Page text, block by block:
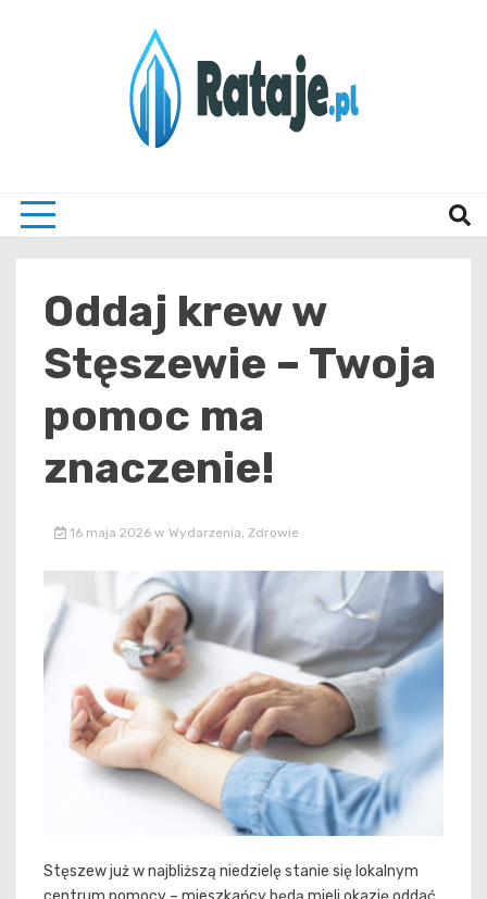
Oddaj krew w
Stęszewie – Twoja
pomoc ma
znaczenie!
16 maja 2026 w Wydarzenia, Zdrowie
Stęszew już w najbliższą niedzielę stanie się lokalnym